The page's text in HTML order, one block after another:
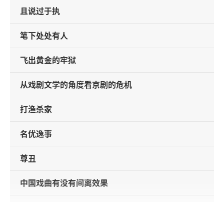
且说过于执
笔下处处有人
飞出黄金的牢狱
从戏剧文学的角度看京剧的危机
打渔杀家
名优逸事
尊丑
中国戏曲有没有间离效果